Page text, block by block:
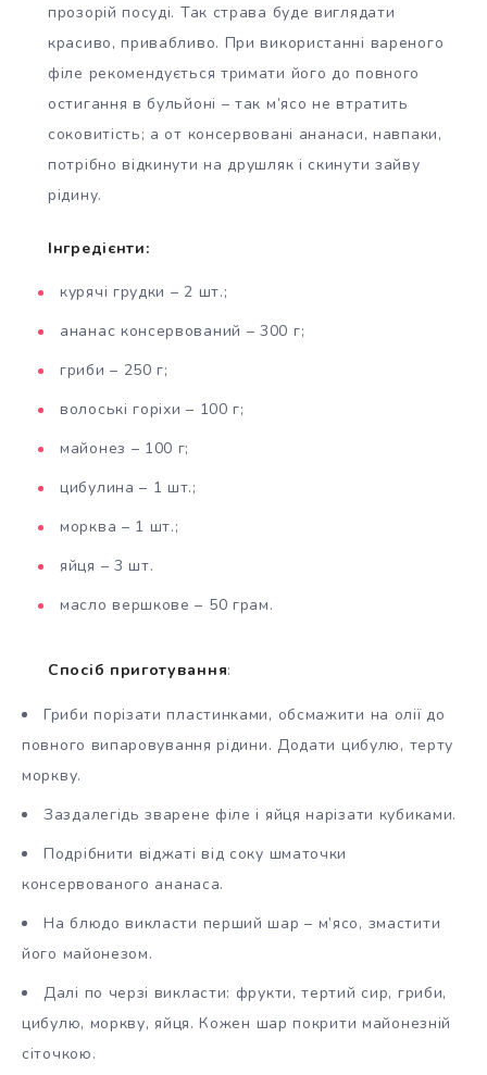
прозорій посуді. Так страва буде виглядати
красиво, привабливо. При використанні вареного
філе рекомендується тримати його до повного
остигання в бульйоні – так м’ясо не втратить
соковитість; а от консервовані ананаси, навпаки,
потрібно відкинути на друшляк і скинути зайву
рідину.
Інгредієнти:
курячі грудки – 2 шт.;
ананас консервований – 300 г;
гриби – 250 г;
волоські горіхи – 100 г;
майонез – 100 г;
цибулина – 1 шт.;
морква – 1 шт.;
яйця – 3 шт.
масло вершкове – 50 грам.
Спосіб приготування:
Гриби порізати пластинками, обсмажити на олії до
повного випаровування рідини. Додати цибулю, терту
моркву.
Заздалегідь зварене філе і яйця нарізати кубиками.
Подрібнити віджаті від соку шматочки
консервованого ананаса.
На блюдо викласти перший шар – м’ясо, змастити
його майонезом.
Далі по черзі викласти: фрукти, тертий сир, гриби,
цибулю, моркву, яйця. Кожен шар покрити майонезній
сіточкою.